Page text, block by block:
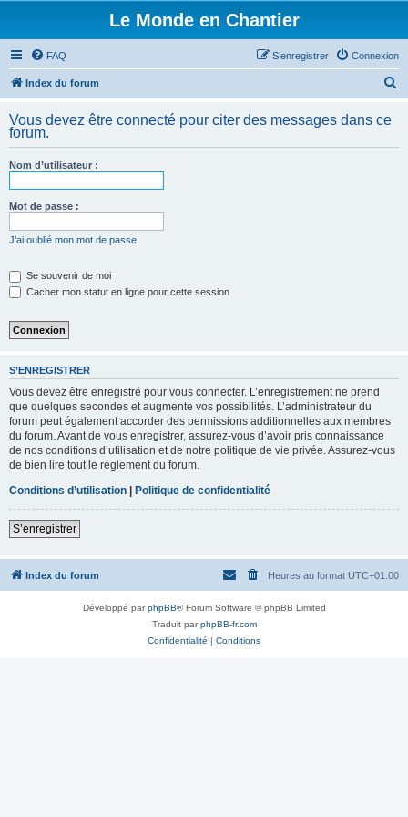
Le Monde en Chantier
FAQ Connexion
S’enregistrer
Index du forum
h
Vous devez être connecté pour citer des messages dans ce
forum.
Nom d’utilisateur :
Mot de passe :
J’ai oublié mon mot de passe
Se souvenir de moi
Cacher mon statut en ligne pour cette session
S’ENREGISTRER
Vous devez être enregistré pour vous connecter. L’enregistrement ne prend
que quelques secondes et augmente vos possibilités. L’administrateur du
forum peut également accorder des permissions additionnelles aux membres
du forum. Avant de vous enregistrer, assurez-vous d’avoir pris connaissance
de nos conditions d’utilisation et de notre politique de vie privée. Assurez-vous
de bien lire tout le règlement du forum.
Conditions d’utilisation | Politique de confidentialité
S’enregistrer
Index du forum Heures au format UTC+01:00
Développé parphpBB® Forum Software © phpBB Limited
Traduit parphpBB-fr.com
Confidentialité | Conditions